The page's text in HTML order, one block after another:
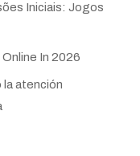
Iniciais: Jogos
In 2026
la atención